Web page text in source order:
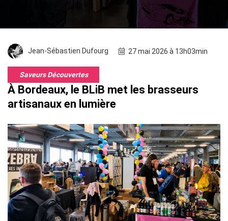
Jean-Sébastien Dufourg 27 mai 2026 à 13h03min
Saveurs Découvertes
À Bordeaux, le BLiB met les brasseurs
artisanaux en lumière